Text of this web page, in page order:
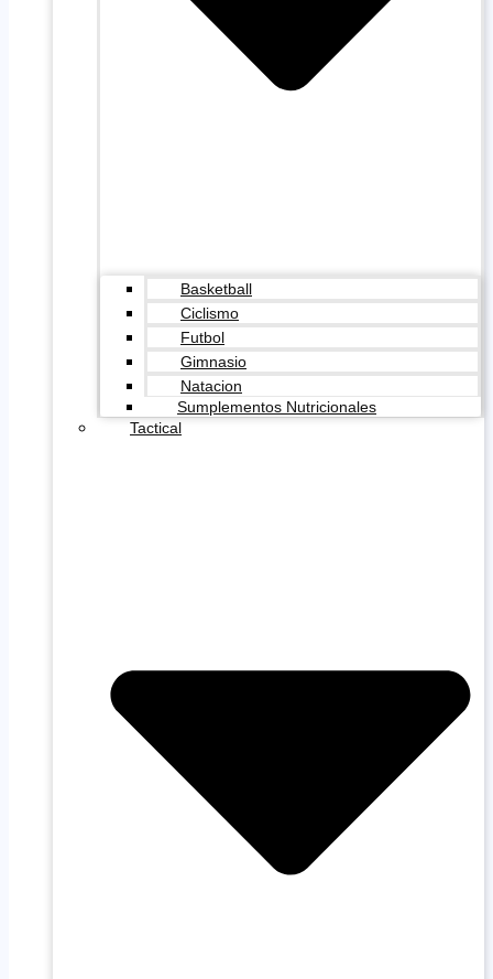
Basketball
Ciclismo
Futbol
Gimnasio
Natacion
Sumplementos Nutricionales
Tactical